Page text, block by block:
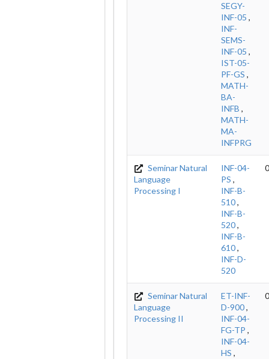
SEGY-
INF-05 ,
INF-
SEMS-
INF-05 ,
IST-05-
PF-GS ,
MATH-
BA-
INFB ,
MATH-
MA-
INFPRG
Seminar Natural
Language
Processing I
INF-04-
PS ,
INF-B-
510,
INF-B-
520,
INF-B-
610,
INF-D-
520
Seminar Natural
Language
Processing II
ET-INF-
D-900,
INF-04-
FG-TP ,
INF-04-
HS ,